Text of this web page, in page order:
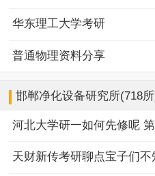
华东理工大学考研
普通物理资料分享
邯郸净化设备研究所(718
河北大学研一如何先修呢